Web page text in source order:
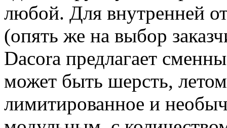
любой. Для внутренней
(опять же на выбор
Dacora предлагает
может быть шерсть,
лимитированное и